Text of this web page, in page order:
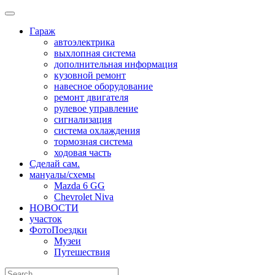
Skip
contentГараж
автоэлектрика
выхлопная система
дополнительная информация
кузовной ремонт
навесное оборудование
ремонт двигателя
рулевое управление
сигнализация
система охлаждения
тормозная система
ходовая часть
Сделай сам.
мануалы/схемы
Mazda 6 GG
Chevrolet Niva
НОВОСТИ
участок
ФотоПоездки
Музеи
Путешествия
Search